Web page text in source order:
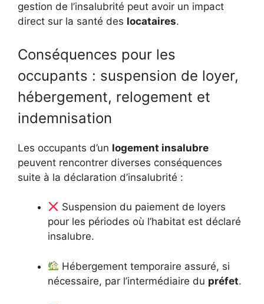
gestion de l’insalubrité peut avoir un impact
direct sur la santé des locataires.
Conséquences pour les
occupants : suspension de loyer,
hébergement, relogement et
indemnisation
Les occupants d’un logement insalubre
peuvent rencontrer diverses conséquences
suite à la déclaration d’insalubrité :
Suspension du paiement de loyers
pour les périodes où l’habitat est déclaré
insalubre.
Hébergement temporaire assuré, si
nécessaire, par l’intermédiaire du préfet.